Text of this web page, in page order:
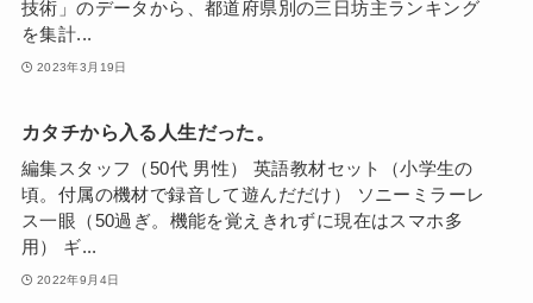
技術」のデータから、都道府県別の三日坊主ランキング
を集計...
2023年3月19日
カタチから入る人生だった。
編集スタッフ（50代 男性） 英語教材セット（小学生の
頃。付属の機材で録音して遊んだだけ） ソニーミラーレ
ス一眼（50過ぎ。機能を覚えきれずに現在はスマホ多
用） ギ...
2022年9月4日